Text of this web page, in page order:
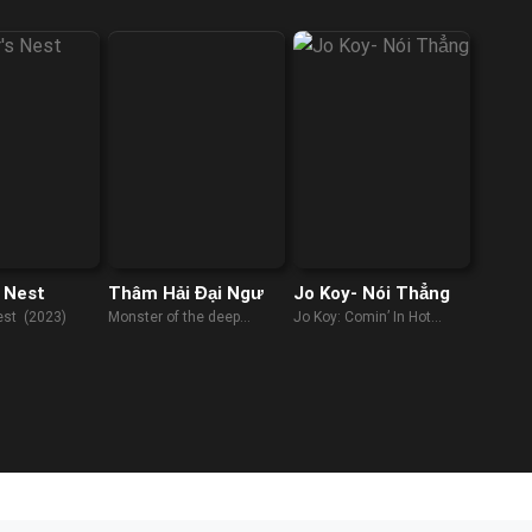
Nest
(2023)
Thâm Hải Đại Ngư
Monster of the deep
Jo Koy- Nói Thẳng
Jo Koy: Comin’ In Hot